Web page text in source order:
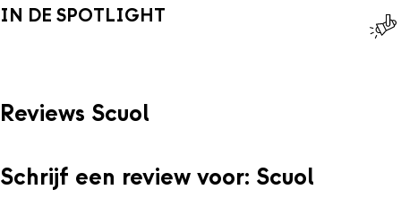
IN DE SPOTLIGHT
Reviews Scuol
Schrijf een review voor: Scuol